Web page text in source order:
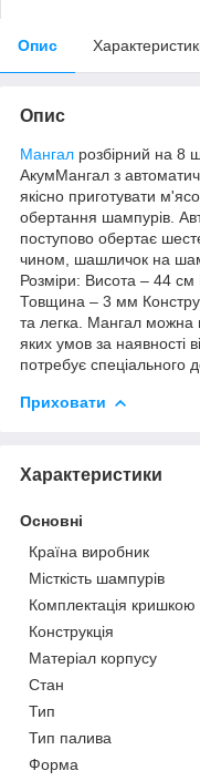
Опис
Опис
Мангал розбірний на 8
АкумМангал з
якісно приготувати
обертання шампурів.
поступово обертає
чином, шашличок на
Розміри: Висота – 44
Товщина – 3 мм
та легка. Мангал можна
яких умов за наявності
потребує спеціального
Приховати
Характеристики
Основні
Країна виробник
Місткість шампурів
Комплектація кришкою
Конструкція
Матеріал корпусу
Стан
Тип
Тип палива
Форма